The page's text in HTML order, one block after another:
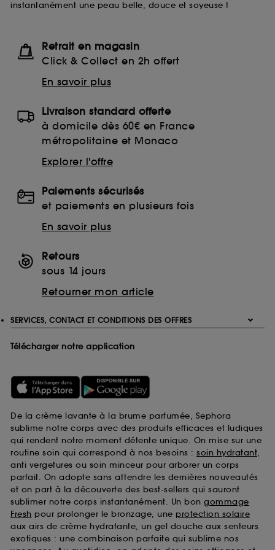
instantanément une peau belle, douce et soyeuse !
Retrait en magasin
Click & Collect en 2h offert
En savoir plus
Livraison standard offerte
à domicile dès 60€ en France
métropolitaine et Monaco
Explorer l'offre
Paiements sécurisés
et paiements en plusieurs fois
En savoir plus
Retours
sous 14 jours
Retourner mon article
SERVICES, CONTACT ET CONDITIONS DES OFFRES
Télécharger notre application
De la crème lavante à la brume parfumée, Sephora
sublime notre corps avec des produits efficaces et ludiques
qui rendent notre moment détente unique. On mise sur une
routine soin qui correspond à nos besoins : soin hydratant,
anti vergetures ou soin minceur pour arborer un corps
parfait. On adopte sans attendre les dernières nouveautés
et on part à la découverte des best-sellers qui sauront
sublimer notre corps instantanément. Un bon gommage
Fresh pour prolonger le bronzage, une protection solaire
aux airs de crème hydratante, un gel douche aux senteurs
exotiques : une combinaison parfaite qui sublime nos
lecture de ces traceurs requiert votre accord. Vous
choix" ci-dessous ou décider de "tout accepter".
Sephora pourra associer les informations de
navigation collectées par ces Cookies, pour les
collectées ou générées lors de votre activité en ligne
sur "continuer sans accepter". Voous pouvez à tout
moment choisir de retirer votrte consentement. Si vous
utilisés, cliquez ici.